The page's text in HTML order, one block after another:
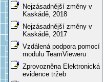
Nejzásadnější změny v
Kaskádě, 2018
Nejzásadnější změny v
Kaskádě, 2017
Vzdálená podpora pomocí
modulu TeamVieweru
Zprovozněna Elektronická
evidence tržeb